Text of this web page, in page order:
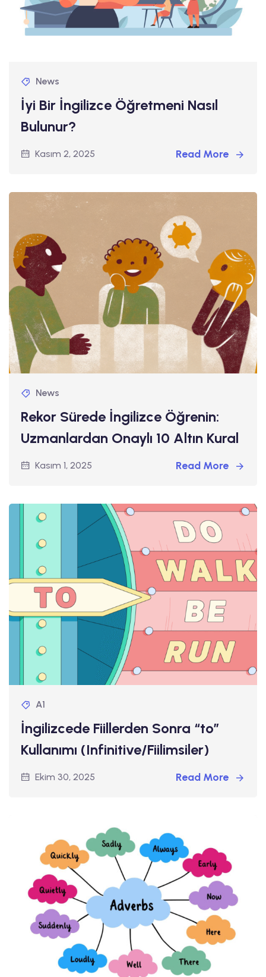
News
İyi Bir İngilizce Öğretmeni Nasıl
Bulunur?
Kasım 2, 2025 Read More
News
Rekor Sürede İngilizce Öğrenin:
Uzmanlardan Onaylı 10 Altın Kural
Kasım 1, 2025 Read More
A1
İngilizcede Fiillerden Sonra “to”
Kullanımı (Infinitive/Fiilimsiler)
Ekim 30, 2025 Read More